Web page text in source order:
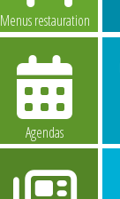
Menus restauration
Agendas